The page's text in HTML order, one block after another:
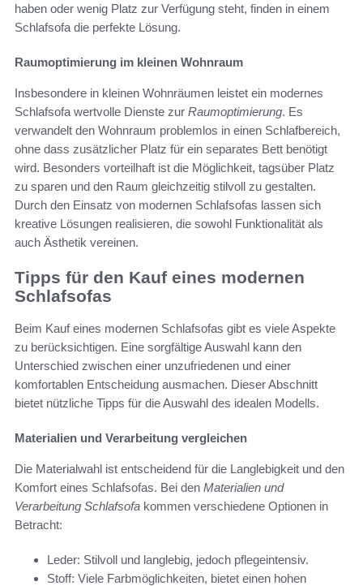
haben oder wenig Platz zur Verfügung steht, finden in einem
Schlafsofa die perfekte Lösung.
Raumoptimierung im kleinen Wohnraum
Insbesondere in kleinen Wohnräumen leistet ein modernes
Schlafsofa wertvolle Dienste zur Raumoptimierung. Es
verwandelt den Wohnraum problemlos in einen Schlafbereich,
ohne dass zusätzlicher Platz für ein separates Bett benötigt
wird. Besonders vorteilhaft ist die Möglichkeit, tagsüber Platz
zu sparen und den Raum gleichzeitig stilvoll zu gestalten.
Durch den Einsatz von modernen Schlafsofas lassen sich
kreative Lösungen realisieren, die sowohl Funktionalität als
auch Ästhetik vereinen.
Tipps für den Kauf eines modernen
Schlafsofas
Beim Kauf eines modernen Schlafsofas gibt es viele Aspekte
zu berücksichtigen. Eine sorgfältige Auswahl kann den
Unterschied zwischen einer unzufriedenen und einer
komfortablen Entscheidung ausmachen. Dieser Abschnitt
bietet nützliche Tipps für die Auswahl des idealen Modells.
Materialien und Verarbeitung vergleichen
Die Materialwahl ist entscheidend für die Langlebigkeit und den
Komfort eines Schlafsofas. Bei den Materialien und
Verarbeitung Schlafsofa kommen verschiedene Optionen in
Betracht:
Leder: Stilvoll und langlebig, jedoch pflegeintensiv.
Stoff: Viele Farbmöglichkeiten, bietet einen hohen